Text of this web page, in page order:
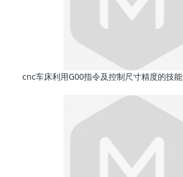
cnc车床利用G00指令及控制尺寸精度的技能